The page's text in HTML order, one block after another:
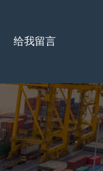
给我留言